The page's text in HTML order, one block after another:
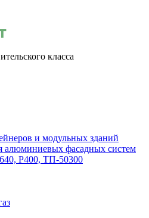
класса
и модульных зданий
алюминиевых фасадных систем
Р400, ТП-50300